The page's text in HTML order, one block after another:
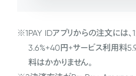
※1PAY IDアプリからの注文には
3.6%+40円+サービス利用料
料はかかりません。